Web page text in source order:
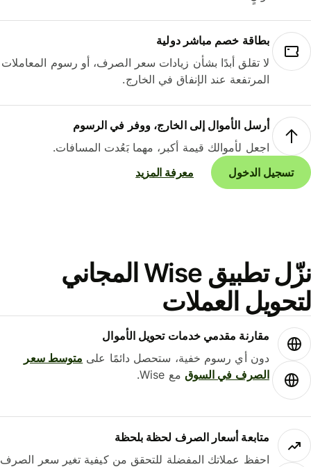
بطاقة خصم مباشر دولية
لا تقلق أبدًا بشأن زيادات سعر الصرف، أو رسوم المعاملات
المرتفعة عند الإنفاق في الخارج.
أرسل الأموال إلى الخارج، ووفر في الرسوم
اجعل لأموالك قيمة أكبر، مهما بَعُدت المسافات.
تسجيل الدخول
معرفة المزيد
نزّل تطبيق Wise المجاني
العملات
مقارنة مقدمي خدمات تحويل الأموال
دون أي رسوم خفية، ستحصل دائمًا علىمتوسط ​​سعر
الصرف في السوقمع Wise.
متابعة أسعار الصرف لحظة بلحظة
احفظ عملاتك المفضلة للتحقق من كيفية تغير سعر الصرف